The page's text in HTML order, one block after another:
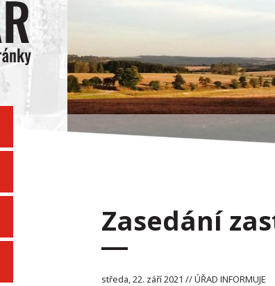
Zasedání
středa, 22. září 2021 // ÚŘAD INFORMUJE